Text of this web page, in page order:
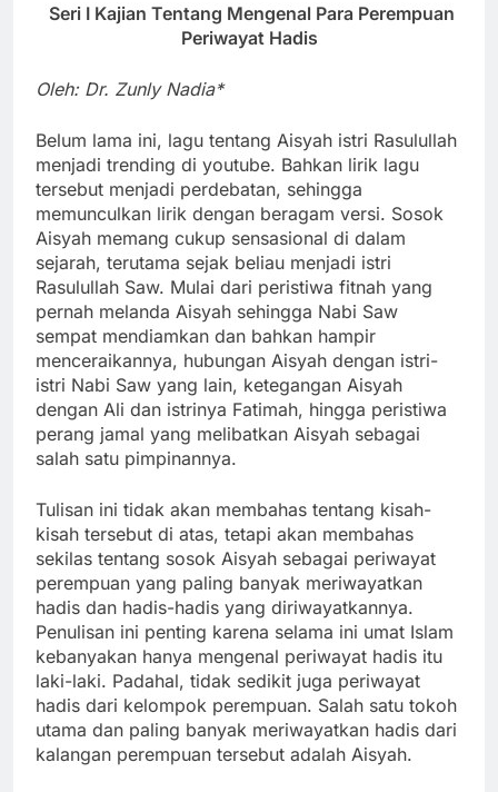
Seri I Kajian Tentang Mengenal Para Perempuan
Periwayat Hadis
Oleh: Dr. Zunly Nadia*
Belum lama ini, lagu tentang Aisyah istri Rasulullah
menjadi trending di youtube. Bahkan lirik lagu
tersebut menjadi perdebatan, sehingga
memunculkan lirik dengan beragam versi. Sosok
Aisyah memang cukup sensasional di dalam
sejarah, terutama sejak beliau menjadi istri
Rasulullah Saw. Mulai dari peristiwa fitnah yang
pernah melanda Aisyah sehingga Nabi Saw
sempat mendiamkan dan bahkan hampir
menceraikannya, hubungan Aisyah dengan istri-
istri Nabi Saw yang lain, ketegangan Aisyah
dengan Ali dan istrinya Fatimah, hingga peristiwa
perang jamal yang melibatkan Aisyah sebagai
salah satu pimpinannya.
Tulisan ini tidak akan membahas tentang kisah-
kisah tersebut di atas, tetapi akan membahas
sekilas tentang sosok Aisyah sebagai periwayat
perempuan yang paling banyak meriwayatkan
hadis dan hadis-hadis yang diriwayatkannya.
Penulisan ini penting karena selama ini umat Islam
kebanyakan hanya mengenal periwayat hadis itu
laki-laki. Padahal, tidak sedikit juga periwayat
hadis dari kelompok perempuan. Salah satu tokoh
utama dan paling banyak meriwayatkan hadis dari
kalangan perempuan tersebut adalah Aisyah.